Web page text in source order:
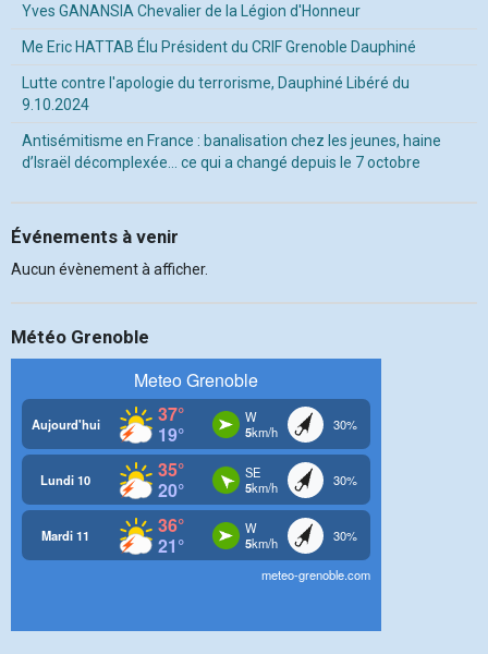
Yves GANANSIA Chevalier de la Légion d'Honneur
Me Eric HATTAB Élu Président du CRIF Grenoble Dauphiné
Lutte contre l'apologie du terrorisme, Dauphiné Libéré du
9.10.2024
Antisémitisme en France : banalisation chez les jeunes, haine
d’Israël décomplexée… ce qui a changé depuis le 7 octobre
Événements à venir
Aucun évènement à afficher.
Météo Grenoble